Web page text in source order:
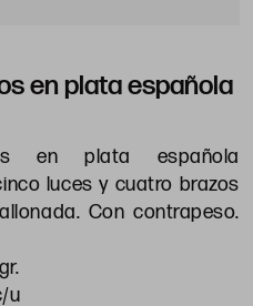
en plata española
en plata española
luces y cuatro brazos
Con contrapeso.
u